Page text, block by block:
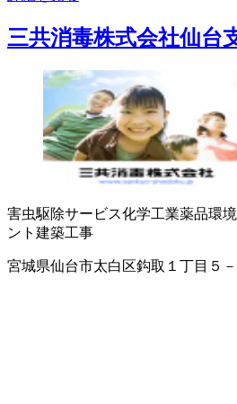
三共消毒株式会社仙台
害虫駆除サービス化学工業薬品環
ント 建築工事
宮城県仙台市太白区鈎取１丁目５－